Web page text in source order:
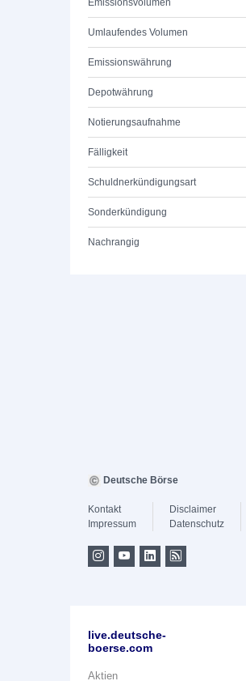
Emissionsvolumen
Umlaufendes Volumen
Emissionswährung
Depotwährung
Notierungsaufnahme
Fälligkeit
Schuldnerkündigungsart
Sonderkündigung
Nachrangig
Deutsche Börse
Kontakt
Impressum
Disclaimer
Datenschutz
live.deutsche-
boerse.com
Aktien